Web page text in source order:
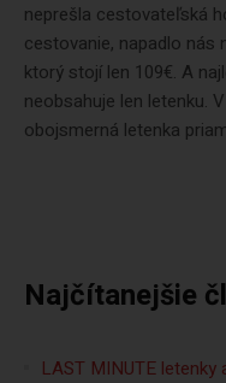
neprešla cestovateľská
cestovanie, napadlo nás
ktorý stojí len 109€. A
neobsahuje len letenku.
obojsmerná letenka
Najčítanejšie
LAST MINUTE letenky